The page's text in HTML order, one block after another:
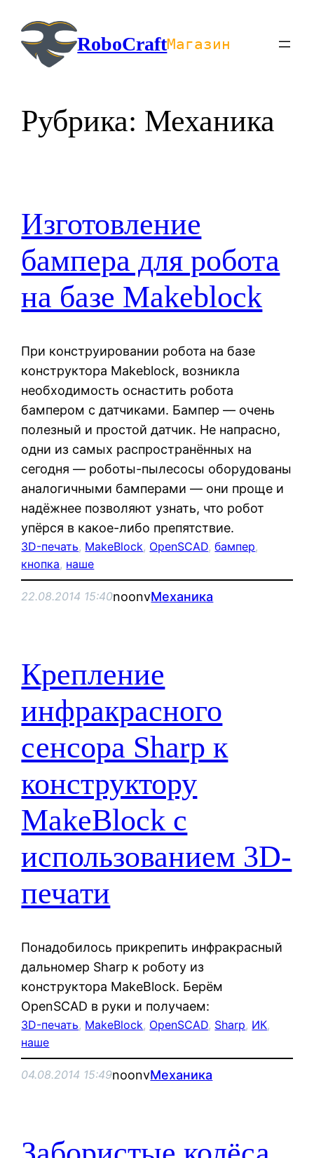
содержимомуRoboCraftМагазин
Рубрика: Механика
Изготовление
бампера для робота
на базе Makeblock
При конструировании робота на базе
конструктора Makeblock, возникла
необходимость оснастить робота
бампером с датчиками. Бампер — очень
полезный и простой датчик. Не напрасно,
одни из самых распространённых на
сегодня — роботы-пылесосы оборудованы
аналогичными бамперами — они проще и
надёжнее позволяют узнать, что робот
упёрся в какое-либо препятствие.
3D-печать, MakeBlock, OpenSCAD, бампер
кнопка, наше
22.08.2014 15:40noonvМеханика
Крепление
инфракрасного
сенсора Sharp к
конструктору
MakeBlock с
использованием 3D-
печати
Понадобилось прикрепить инфракрасный
дальномер Sharp к роботу из
конструктора MakeBlock. Берём
OpenSCAD в руки и получаем:
3D-печать, MakeBlock, OpenSCAD, Sharp, ИК
наше
04.08.2014 15:49noonvМеханика